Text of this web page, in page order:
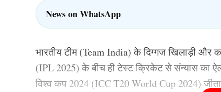
News on WhatsApp
भारतीय टीम (Team India) के दिग्गज खिलाड़ी और
(IPL 2025) के बीच ही टेस्ट क्रिकेट से संन्यास का
विश्व कप 2024 (ICC T20 World Cup 2024)